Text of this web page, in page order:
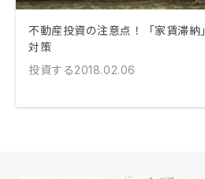
不動産投資の注意点！「家賃滞納」
対策
投資する2018.02.06